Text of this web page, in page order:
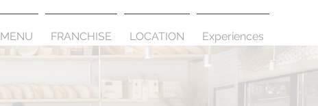
MENU FRANCHISE LOCATION Experiences